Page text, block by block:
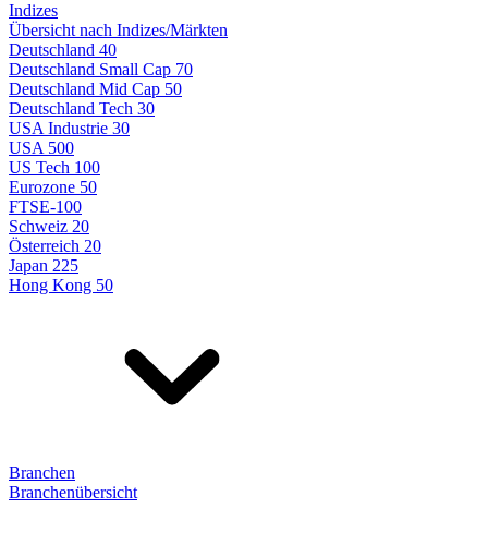
Indizes
Übersicht nach Indizes/Märkten
Deutschland 40
Deutschland Small Cap 70
Deutschland Mid Cap 50
Deutschland Tech 30
USA Industrie 30
USA 500
US Tech 100
Eurozone 50
FTSE-100
Schweiz 20
Österreich 20
Japan 225
Hong Kong 50
Branchen
Branchenübersicht